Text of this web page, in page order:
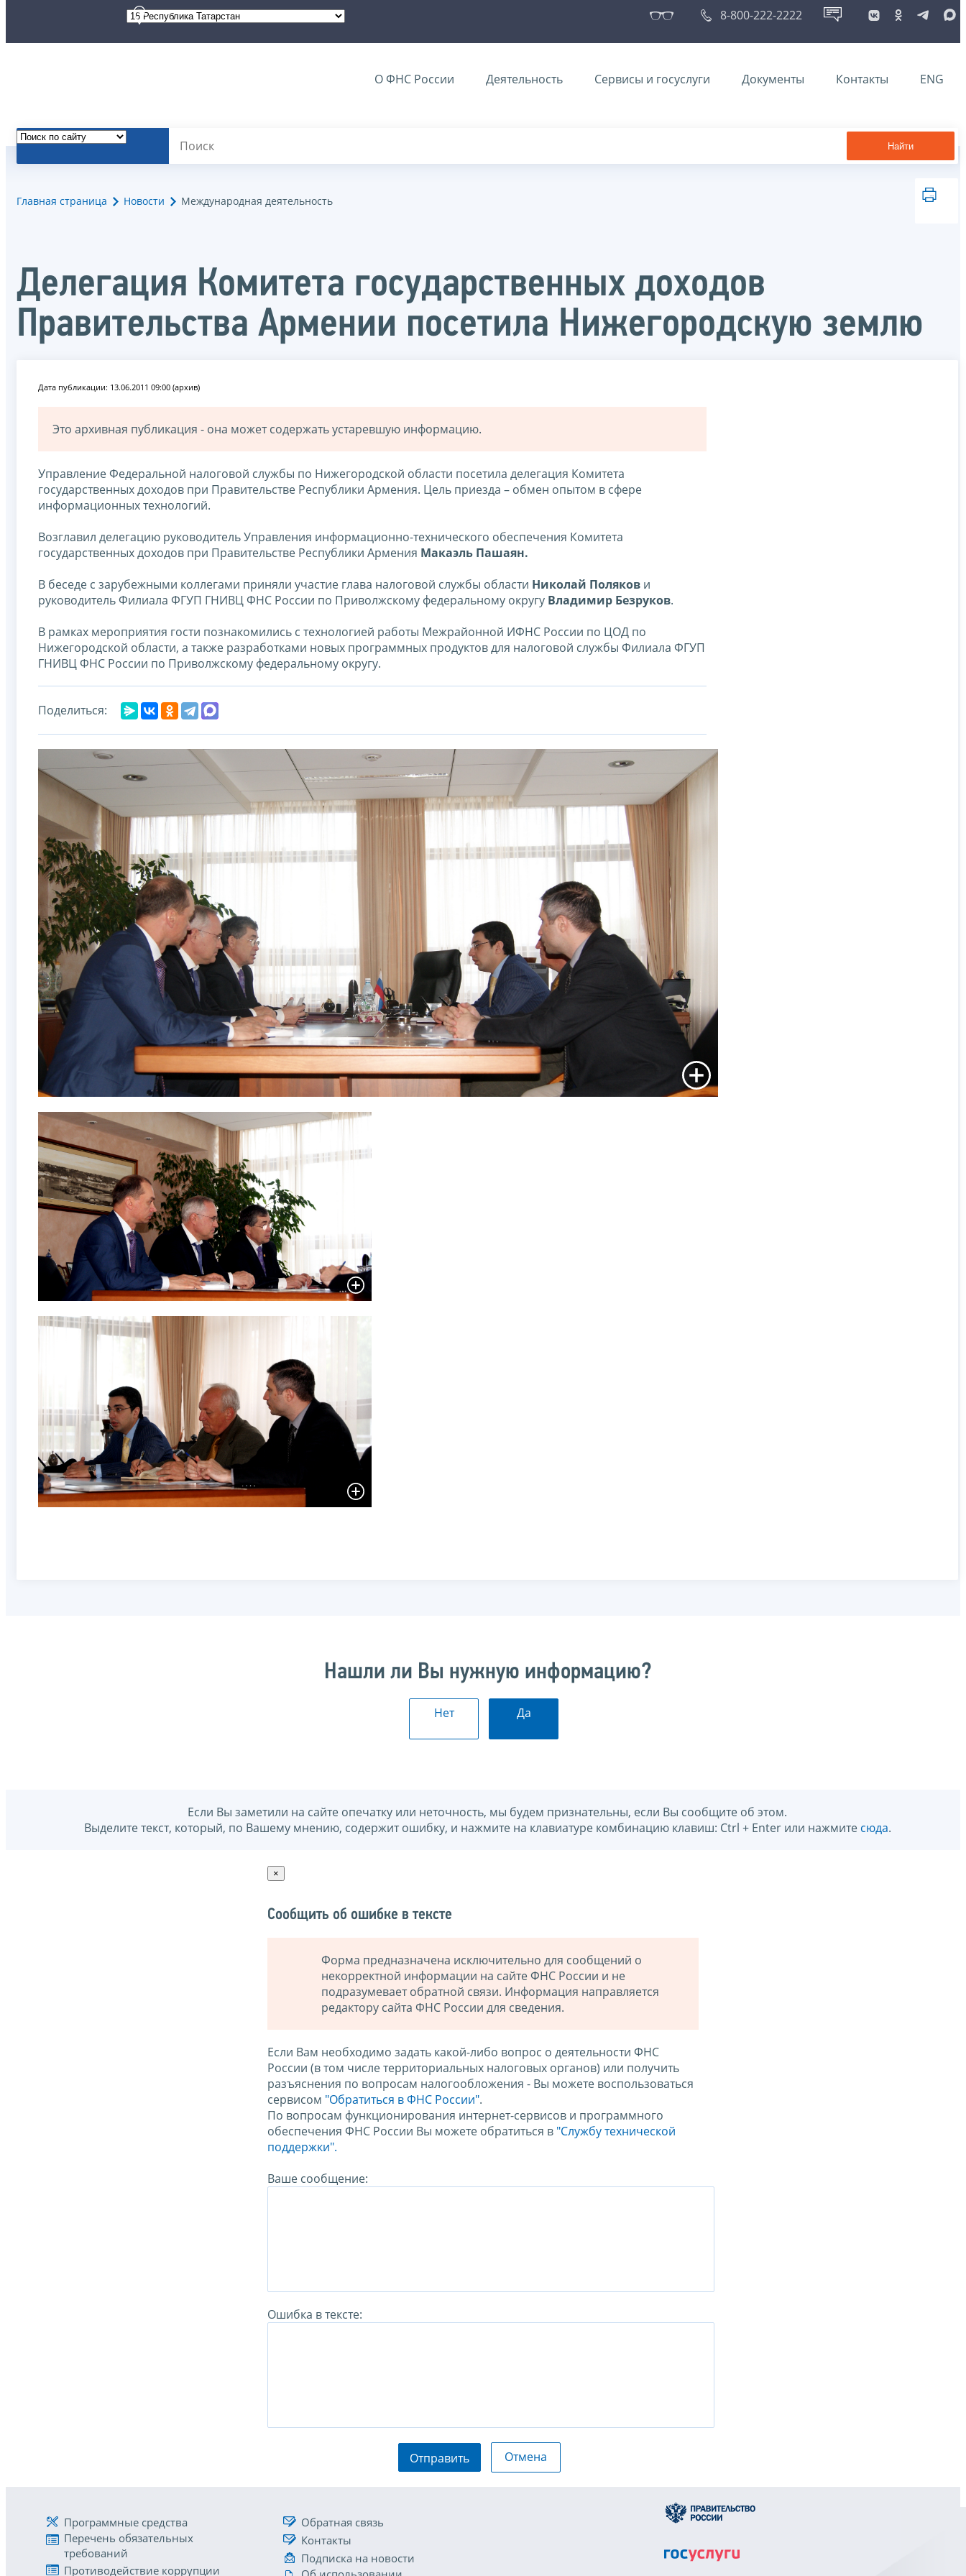
8-800-222-2222
О ФНС России Деятельность Сервисы и госуслуги Документы Контакты ENG
Найти
Главная страница Новости Международная деятельность
Делегация Комитета государственных доходов
Правительства Армении посетила Нижегородскую землю
Дата публикации: 13.06.2011 09:00 (архив)
Это архивная публикация - она может содержать устаревшую информацию.
Управление Федеральной налоговой службы по Нижегородской области посетила делегация Комитета
государственных доходов при Правительстве Республики Армения. Цель приезда – обмен опытом в сфере
информационных технологий.
Возглавил делегацию руководитель Управления информационно-технического обеспечения Комитета
государственных доходов при Правительстве Республики Армения Макаэль Пашаян.
В беседе с зарубежными коллегами приняли участие глава налоговой службы области Николай Поляков и
руководитель Филиала ФГУП ГНИВЦ ФНС России по Приволжскому федеральному округу Владимир Безруков.
В рамках мероприятия гости познакомились с технологией работы Межрайонной ИФНС России по ЦОД по
Нижегородской области, а также разработками новых программных продуктов для налоговой службы Филиала ФГУП
ГНИВЦ ФНС России по Приволжскому федеральному округу.
Поделиться:
Нашли ли Вы нужную информацию?
Нет Да
Если Вы заметили на сайте опечатку или неточность, мы будем признательны, если Вы сообщите об этом.
Выделите текст, который, по Вашему мнению, содержит ошибку, и нажмите на клавиатуре комбинацию клавиш: Ctrl + Enter или нажмите сюда.
×
Сообщить об ошибке в тексте
Форма предназначена исключительно для сообщений о
некорректной информации на сайте ФНС России и не
подразумевает обратной связи. Информация направляется
редактору сайта ФНС России для сведения.
Если Вам необходимо задать какой-либо вопрос о деятельности ФНС
России (в том числе территориальных налоговых органов) или получить
разъяснения по вопросам налогообложения - Вы можете воспользоваться
сервисом "Обратиться в ФНС России".
По вопросам функционирования интернет-сервисов и программного
обеспечения ФНС России Вы можете обратиться в "Службу технической
поддержки".
Ваше сообщение:
Ошибка в тексте:
Отправить Отмена
Программные средства
Перечень обязательных
требований
Противодействие коррупции
Обратная связь
Контакты
Подписка на новости